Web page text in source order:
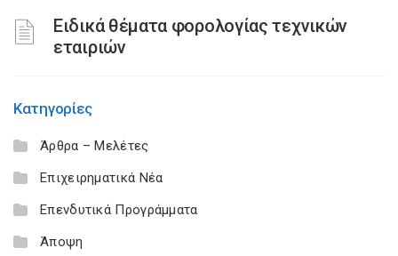
Ειδικά θέματα φορολογίας τεχνικών
εταιριών
Κατηγορίες
Άρθρα – Μελέτες
Επιχειρηματικά Νέα
Επενδυτικά Προγράμματα
Άποψη